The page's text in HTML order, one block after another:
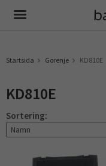
Startsida Gorenje KD810E
KD810E
Sortering: